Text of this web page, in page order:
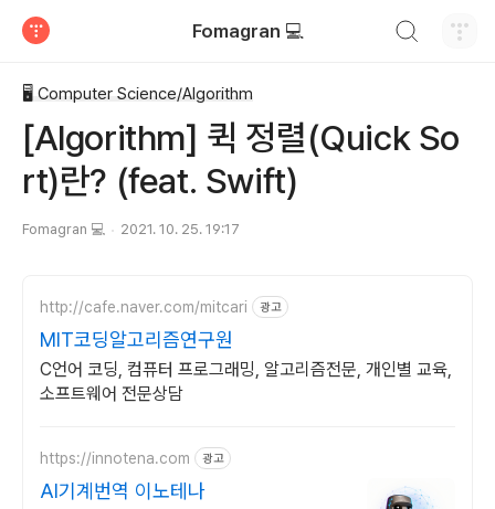
Fomagran 💻
🖥 Computer Science/Algorithm
[Algorithm] 퀵 정렬(Quick So
rt)란? (feat. Swift)
Fomagran 💻 2021. 10. 25. 19:17
http://cafe.naver.com/mitcari 광고
MIT코딩알고리즘연구원
C언어 코딩, 컴퓨터 프로그래밍, 알고리즘전문, 개인별 교육,
소프트웨어 전문상담
https://innotena.com 광고
AI기계번역 이노테나